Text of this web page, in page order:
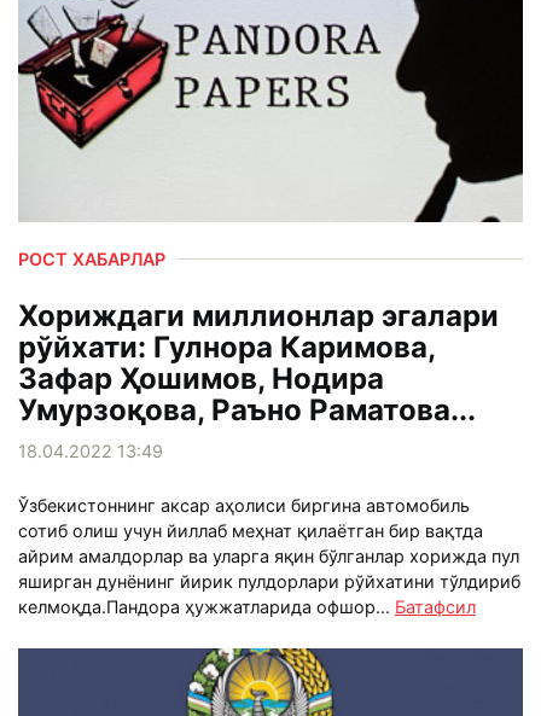
РОСТ ХАБАРЛАР
Хориждаги миллионлар эгалари
рўйхати: Гулнора Каримова,
Зафар Ҳошимов, Нодира
Умурзоқова, Раъно Раматова...
18.04.2022 13:49
Ўзбекистоннинг аксар аҳолиси биргина автомобиль
сотиб олиш учун йиллаб меҳнат қилаётган бир вақтда
айрим амалдорлар ва уларга яқин бўлганлар хорижда пул
яширган дунёнинг йирик пулдорлари рўйхатини тўлдириб
келмоқда.Пандора ҳужжатларида офшор... Батафсил